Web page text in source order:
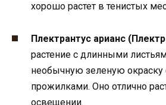
хорошо растет в тенистых
Плектрантус арианс
растение с длинными
необычную зеленую
прожилками. Оно отлично
освещении.